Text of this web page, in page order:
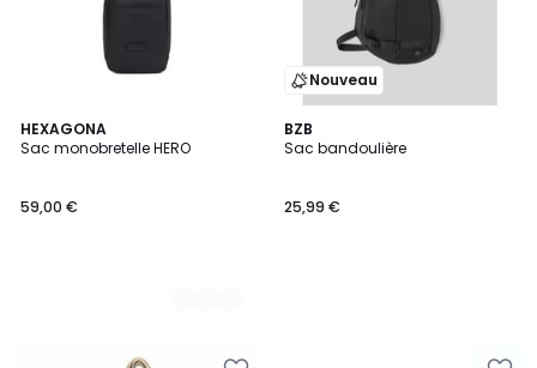
HEXAGONA
Sac monobretelle HERO
59,00 €
3
Couleurs
Nouveau
BZB
Sac bandoulière
25,99 €